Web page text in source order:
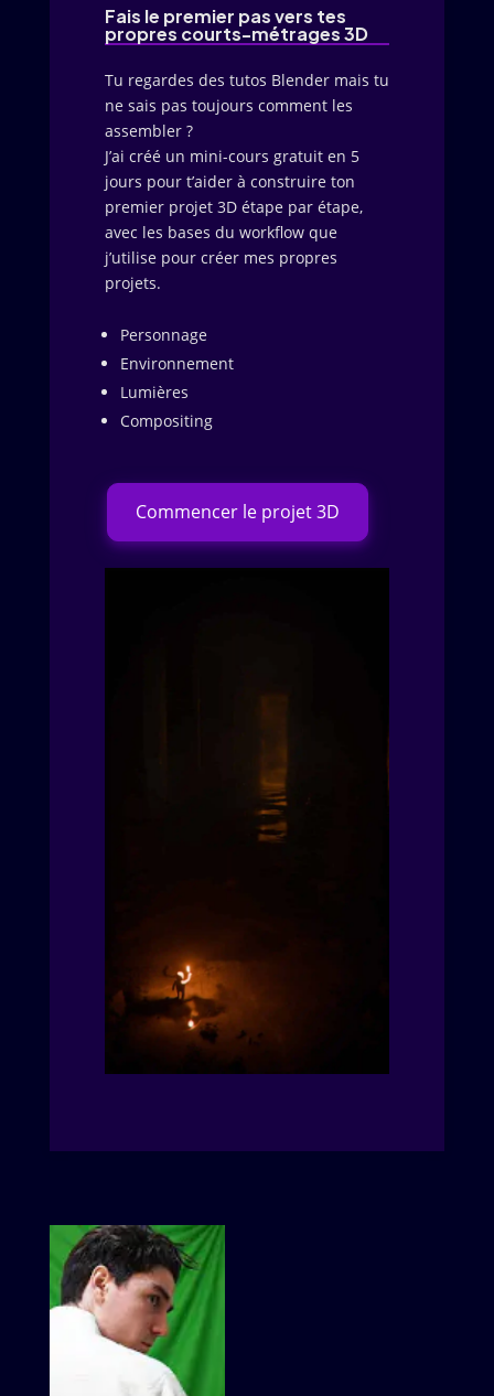
Fais le premier pas vers tes
propres courts-métrages 3D
Tu regardes des tutos Blender mais tu
ne sais pas toujours comment les
assembler ?
J’ai créé un mini-cours gratuit en 5
jours pour t’aider à construire ton
premier projet 3D étape par étape,
avec les bases du workflow que
j’utilise pour créer mes propres
projets.
Personnage
Environnement
Lumières
Compositing
Commencer le projet 3D